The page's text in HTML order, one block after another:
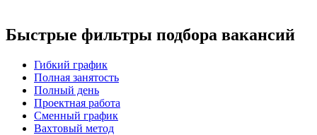
Быстрые фильтры подбора вакансий
Гибкий график
Полная занятость
Полный день
Проектная работа
Сменный график
Вахтовый метод